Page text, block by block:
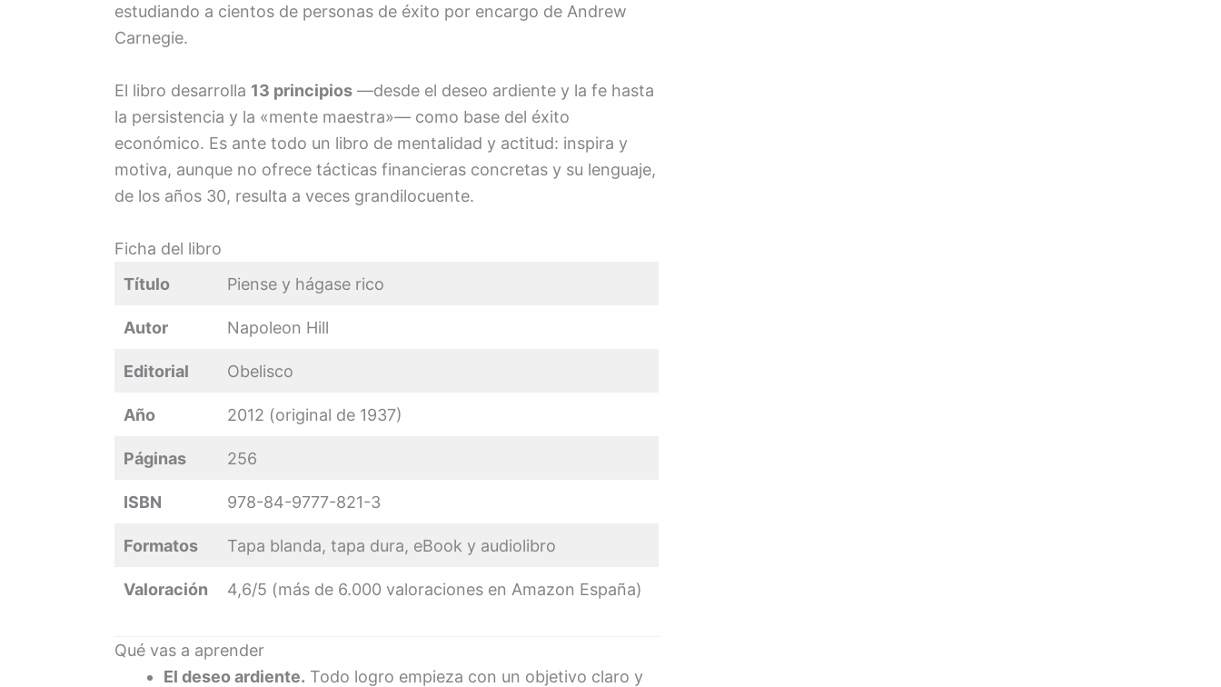
estudiando a cientos de personas de éxito por encargo de Andrew
Carnegie.
El libro desarrolla 13 principios —desde el deseo ardiente y la fe hasta
la persistencia y la «mente maestra»— como base del éxito
económico. Es ante todo un libro de mentalidad y actitud: inspira y
motiva, aunque no ofrece tácticas financieras concretas y su lenguaje,
de los años 30, resulta a veces grandilocuente.
Ficha del libro
Título
Piense y hágase rico
Autor Napoleon Hill
Editorial Obelisco
Año 2012 (original de 1937)
Páginas 256
ISBN 978-84-9777-821-3
Formatos Tapa blanda, tapa dura, eBook y audiolibro
Valoración 4,6/5 (más de 6.000 valoraciones en Amazon España)
Qué vas a aprender
El deseo ardiente. Todo logro empieza con un objetivo claro y